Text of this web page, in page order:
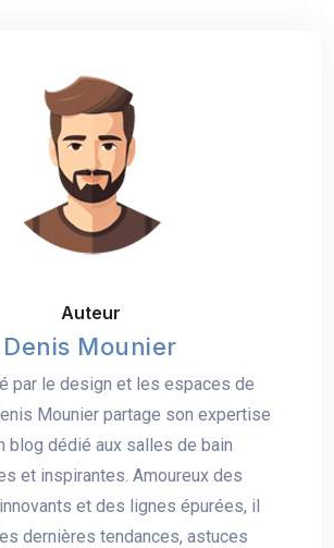
Auteur
Denis Mounier
par le design et les espaces de
Mounier partage son expertise
blog dédié aux salles de bain
et inspirantes. Amoureux des
et des lignes épurées, il
dernières tendances, astuces